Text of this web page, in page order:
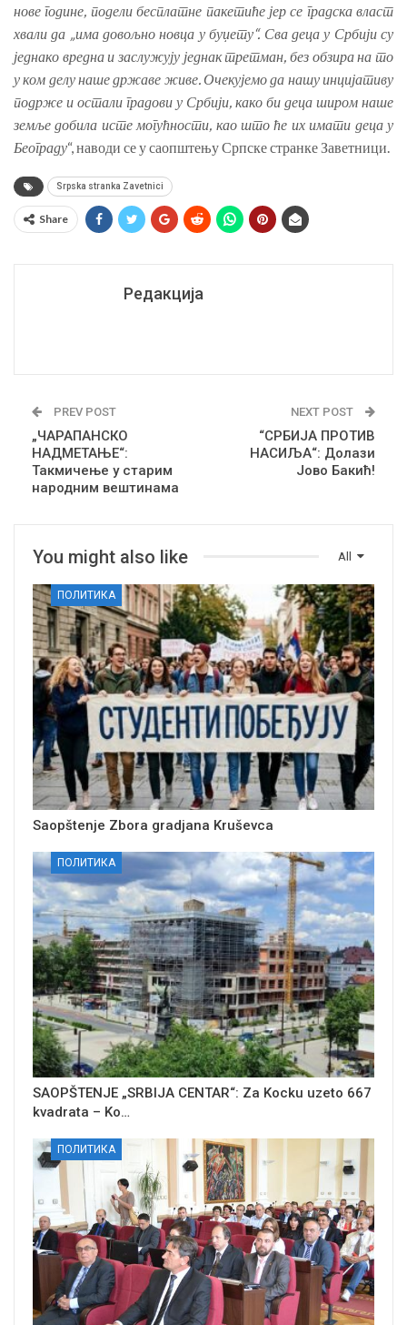
нове године, подели бесплатне пакетиће јер се градска власт
хвали да „има довољно новца у буџету“. Сва деца у Србији су
једнако вредна и заслужују једнак третман, без обзира на то
у ком делу наше државе живе. Очекујемо да нашу инцијативу
подрже и остали градови у Србији, како би деца широм наше
земље добила исте могућности, као што ће их имати деца у
Београду“, наводи се у саопштењу Српске странке Заветници.
Srpska stranka Zavetnici
Share
Редакција
PREV POST
„ЧАРАПАНСКО
НАДМЕТАЊЕ“:
Такмичење у старим
народним вештинама
NEXT POST
“СРБИЈА ПРОТИВ
НАСИЉА“: Долази
Јово Бакић!
All
You might also like
ПОЛИТИКА
Saopštenje Zbora gradjana Kruševca
ПОЛИТИКА
SAOPŠTENJE „SRBIJA CENTAR“: Za Kocku uzeto 667
kvadrata – Ko…
ПОЛИТИКА